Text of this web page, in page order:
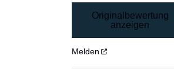
Originalbewertung
anzeigen
Melden